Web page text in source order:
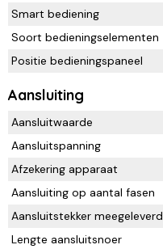
Smart bediening
Soort bedieningselementen
Positie bedieningspaneel
Aansluiting
Aansluitwaarde
Aansluitspanning
Afzekering apparaat
Aansluiting op aantal fasen
Aansluitstekker meegeleverd
Lengte aansluitsnoer